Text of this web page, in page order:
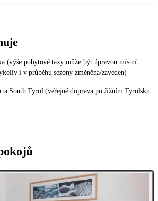
(výše pobytové taxy může být úpravou místní
i v průběhu sezóny změněna/zaveden)
South Tyrol (veřejné doprava po Jižním Tyrolsku